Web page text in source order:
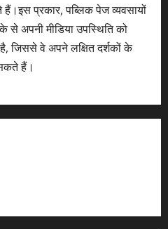
प्रकार, पब्लिक पेज व्यवसायों
से अपनी मीडिया उपस्थिति को
जिससे वे अपने लक्षित दर्शकों के
हैं।